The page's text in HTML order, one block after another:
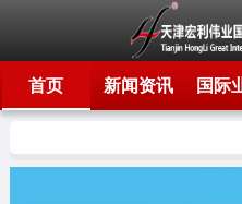
首页 新闻资讯 国际